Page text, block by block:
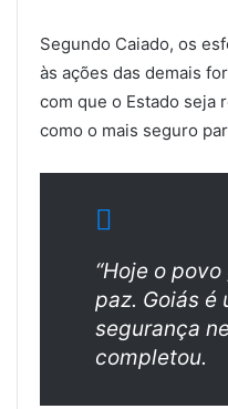
Segundo Caiado, os
às ações das demais
com que o Estado seja
como o mais seguro
“Hoje o
paz. Goiás é
segurança
completou.